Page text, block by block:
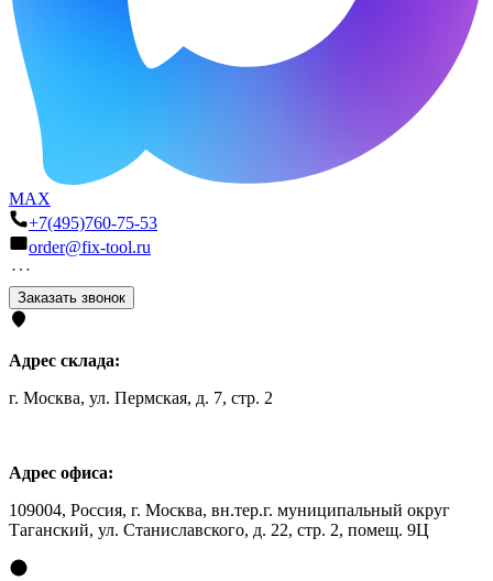
MAX
+7(495)760-75-53
order@fix-tool.ru
Заказать звонок
Адрес склада:
г. Москва, ул. Пермская, д. 7, стр. 2
Адрес офиса:
109004, Россия, г. Москва, вн.тер.г. муниципальный округ
Таганский, ул. Станиславского, д. 22, стр. 2, помещ. 9Ц